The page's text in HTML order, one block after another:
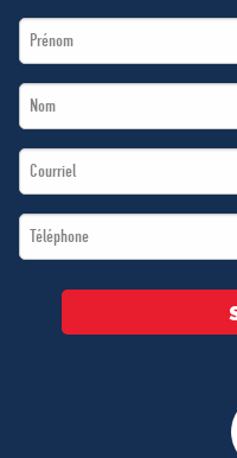
First
Name
Last
Name
Email
*
Téléphone
*